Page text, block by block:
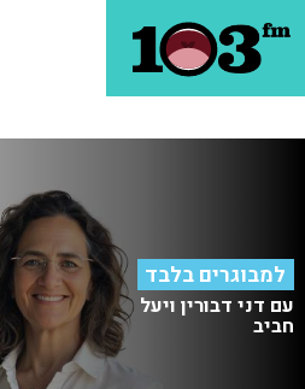
למבוגרים בלבד
עם דני דבורין ויעל
חביב